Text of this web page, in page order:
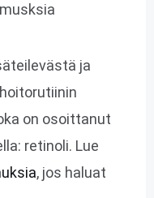
ja
on osoittanut
retinoli. Lue
, jos haluat